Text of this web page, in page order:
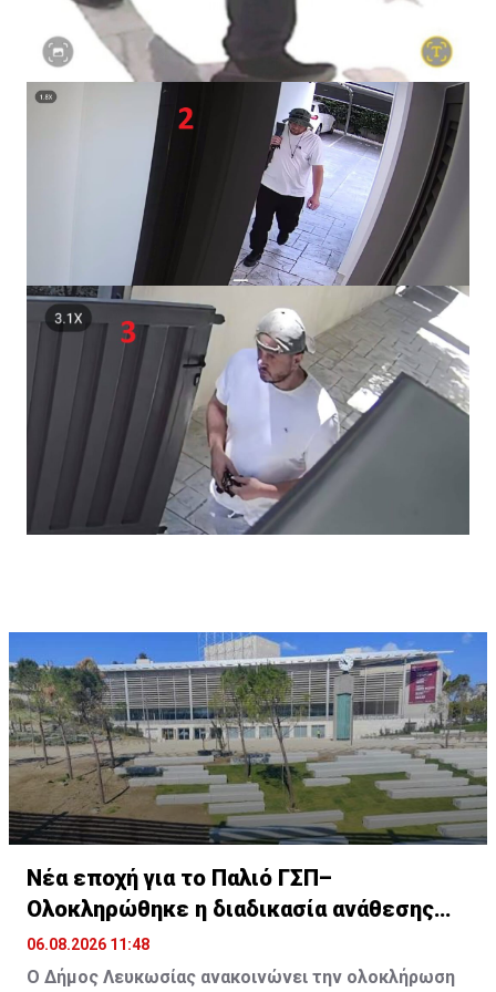
Νέα εποχή για το Παλιό ΓΣΠ–
Ολοκληρώθηκε η διαδικασία ανάθεσης
των υποστατικών
06.08.2026 11:48
Ο Δήμος Λευκωσίας ανακοινώνει την ολοκλήρωση